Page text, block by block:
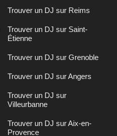
Trouver un DJ sur Reims
Trouver un DJ sur Saint-
Étienne
Trouver un DJ sur Grenoble
Trouver un DJ sur Angers
Trouver un DJ sur
Villeurbanne
Trouver un DJ sur Aix-en-
Provence